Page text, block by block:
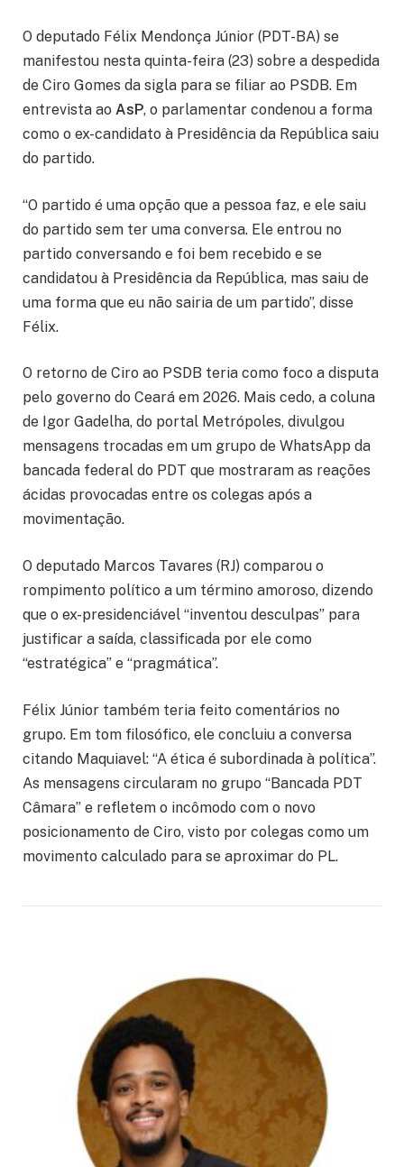
O deputado Félix Mendonça Júnior (PDT-BA) se
manifestou nesta quinta-feira (23) sobre a despedida
de Ciro Gomes da sigla para se filiar ao PSDB. Em
entrevista ao AsP, o parlamentar condenou a forma
como o ex-candidato à Presidência da República saiu
do partido.
“O partido é uma opção que a pessoa faz, e ele saiu
do partido sem ter uma conversa. Ele entrou no
partido conversando e foi bem recebido e se
candidatou à Presidência da República, mas saiu de
uma forma que eu não sairia de um partido”, disse
Félix.
O retorno de Ciro ao PSDB teria como foco a disputa
pelo governo do Ceará em 2026. Mais cedo, a coluna
de Igor Gadelha, do portal Metrópoles, divulgou
mensagens trocadas em um grupo de WhatsApp da
bancada federal do PDT que mostraram as reações
ácidas provocadas entre os colegas após a
movimentação.
O deputado Marcos Tavares (RJ) comparou o
rompimento político a um término amoroso, dizendo
que o ex-presidenciável “inventou desculpas” para
justificar a saída, classificada por ele como
“estratégica” e “pragmática”.
Félix Júnior também teria feito comentários no
grupo. Em tom filosófico, ele concluiu a conversa
citando Maquiavel: “A ética é subordinada à política”.
As mensagens circularam no grupo “Bancada PDT
Câmara” e refletem o incômodo com o novo
posicionamento de Ciro, visto por colegas como um
movimento calculado para se aproximar do PL.